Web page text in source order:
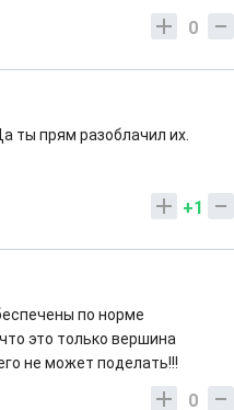
0
ты прям разоблачил их.
+1
по норме
это только вершина
не может поделать!!!
0